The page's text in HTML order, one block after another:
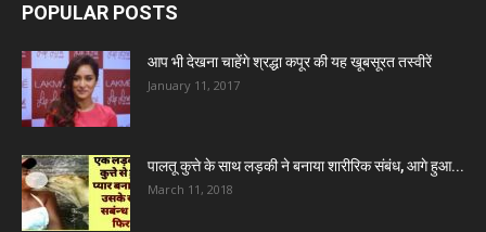
POPULAR POSTS
आप भी देखना चाहेंगे श्रद्धा कपूर की यह खूबसूरत तस्वीरें
January 11, 2017
पालतू कुत्ते के साथ लड़की ने बनाया शारीरिक संबंध, आगे हुआ...
March 11, 2018